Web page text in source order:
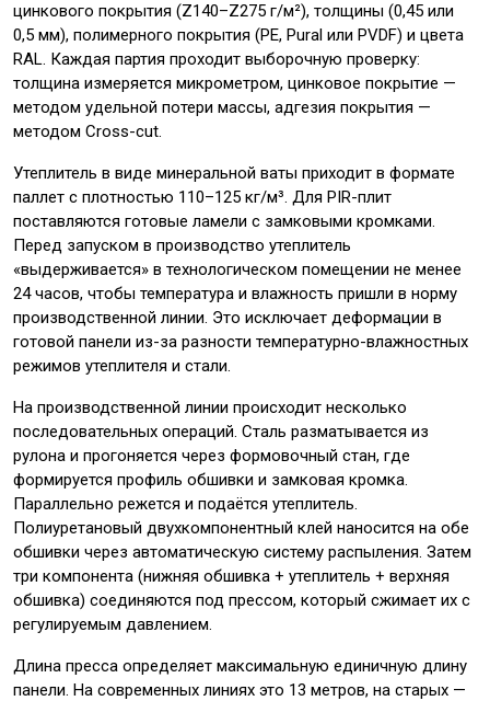
цинкового покрытия (Z140–Z275 г/м²), толщины (0,45 или
0,5 мм), полимерного покрытия (PE, Pural или PVDF) и цвета
RAL. Каждая партия проходит выборочную проверку:
толщина измеряется микрометром, цинковое покрытие —
методом удельной потери массы, адгезия покрытия —
методом Cross-cut.
Утеплитель в виде минеральной ваты приходит в формате
паллет с плотностью 110–125 кг/м³. Для PIR-плит
поставляются готовые ламели с замковыми кромками.
Перед запуском в производство утеплитель
«выдерживается» в технологическом помещении не менее
24 часов, чтобы температура и влажность пришли в норму
производственной линии. Это исключает деформации в
готовой панели из-за разности температурно-влажностных
режимов утеплителя и стали.
На производственной линии происходит несколько
последовательных операций. Сталь разматывается из
рулона и прогоняется через формовочный стан, где
формируется профиль обшивки и замковая кромка.
Параллельно режется и подаётся утеплитель.
Полиуретановый двухкомпонентный клей наносится на обе
обшивки через автоматическую систему распыления. Затем
три компонента (нижняя обшивка + утеплитель + верхняя
обшивка) соединяются под прессом, который сжимает их с
регулируемым давлением.
Длина пресса определяет максимальную единичную длину
панели. На современных линиях это 13 метров, на старых —